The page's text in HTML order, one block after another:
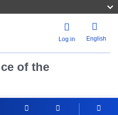
Log in English
of the